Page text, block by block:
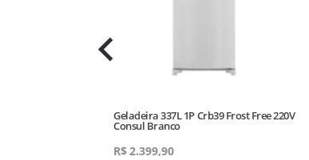
Geladeira 337L 1P Crb39 Frost Free 220V
Consul Branco
R$2.399,90